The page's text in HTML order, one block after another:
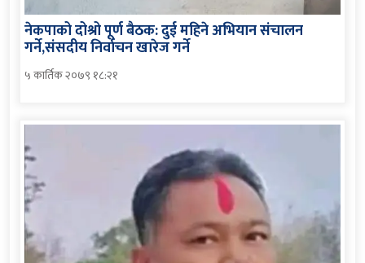
नेकपाको दोश्रो पूर्ण बैठक: दुई महिने अभियान संचालन
गर्ने,संसदीय निर्वाचन खारेज गर्ने
५ कार्तिक २०७९ १८:२१